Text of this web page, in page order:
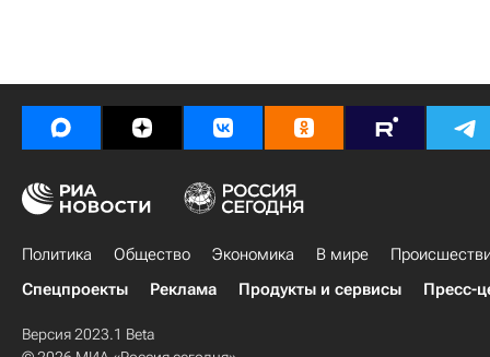
Политика Общество Экономика В мире
Спецпроекты
Реклама Продукты и сервисы Пресс-
Версия 2023.1 Beta